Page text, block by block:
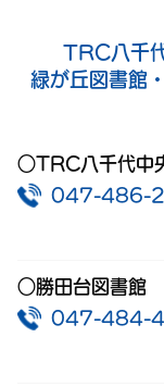
TRC八千
緑が丘図書館
○TRC八千代中
047-486-
○勝田台図書館
047-484-